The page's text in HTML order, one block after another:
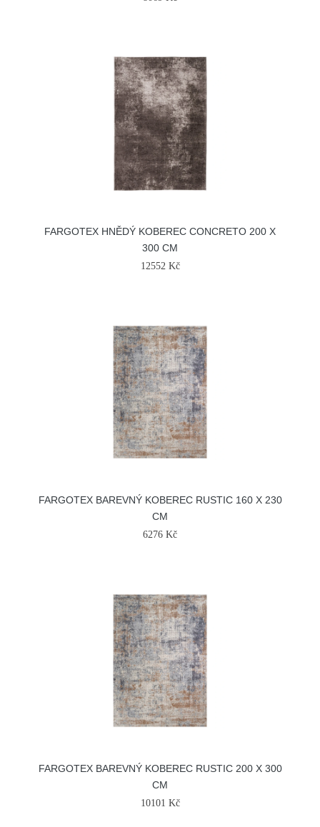
FARGOTEX HNĚDÝ KOBEREC CONCRETO 200 X
300 CM
12552 Kč
FARGOTEX BAREVNÝ KOBEREC RUSTIC 160 X 230
CM
6276 Kč
FARGOTEX BAREVNÝ KOBEREC RUSTIC 200 X 300
CM
10101 Kč